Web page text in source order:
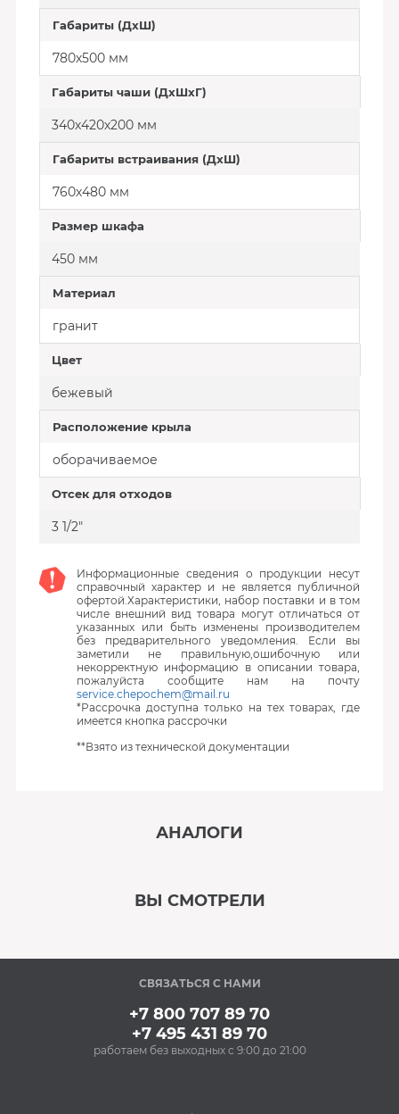
Габариты (ДхШ)
780х500 мм
Габариты чаши (ДхШхГ)
340х420х200 мм
Габариты встраивания (ДхШ)
760х480 мм
Размер шкафа
450 мм
Материал
гранит
Цвет
бежевый
Расположение крыла
оборачиваемое
Отсек для отходов
3 1/2"
Информационные сведения о продукции несут
справочный характер и не является публичной
офертой.Характеристики, набор поставки и в том
числе внешний вид товара могут отличаться от
указанных или быть изменены производителем
без предварительного уведомления. Если вы
заметили не правильную,ошибочную или
некорректную информацию в описании товара,
пожалуйста сообщите нам на почту
service.chepochem@mail.ru
*Рассрочка доступна только на тех товарах, где
имеется кнопка рассрочки
**Взято из технической документации
АНАЛОГИ
ВЫ СМОТРЕЛИ
Под заказ
СВЯЗАТЬСЯ С НАМИ
+7 800 707 89 70
+7 495 431 89 70
работаем без выходных с 9:00 до 21:00